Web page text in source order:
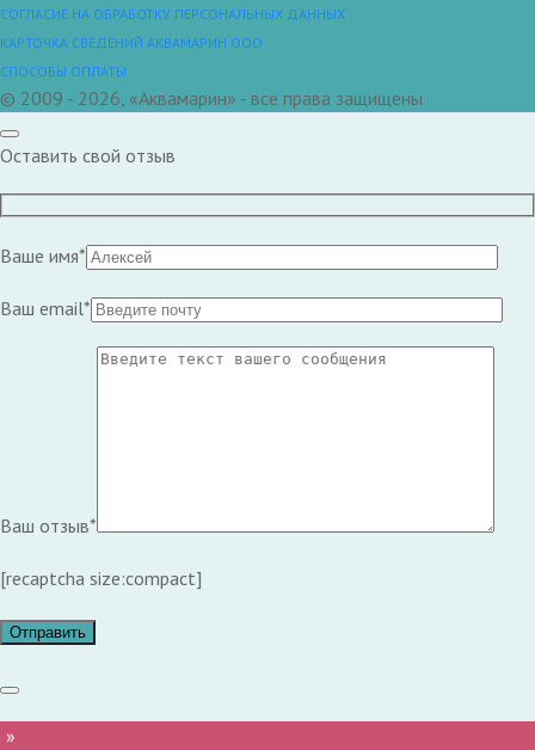
СОГЛАСИЕ НА ОБРАБОТКУ ПЕРСОНАЛЬНЫХ ДАННЫХ
КАРТОЧКА СВЕДЕНИЙ АКВАМАРИН ООО
СПОСОБЫ ОПЛАТЫ
© 2009 - 2026, «Аквамарин» - все права защищены
Оставить свой отзыв
Ваше имя*
Ваш email*
Ваш отзыв*
[recaptcha size:compact]
»